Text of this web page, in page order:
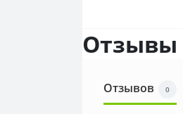
Отзывы
Отзывов 0